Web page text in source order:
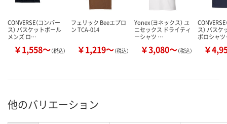
CONVERSE（コンバー
ス） バスケットボール
メンズ ロ…
￥1,558～（税込）
フェリック Beeエプロ
ン TCA-014
￥1,219～（税込）
Yonex（ヨネックス） ユ
ニセックス ドライティ
ーシャツ …
￥3,080～（税込）
ス） バス
ポロシャ
￥
他のバリエーション